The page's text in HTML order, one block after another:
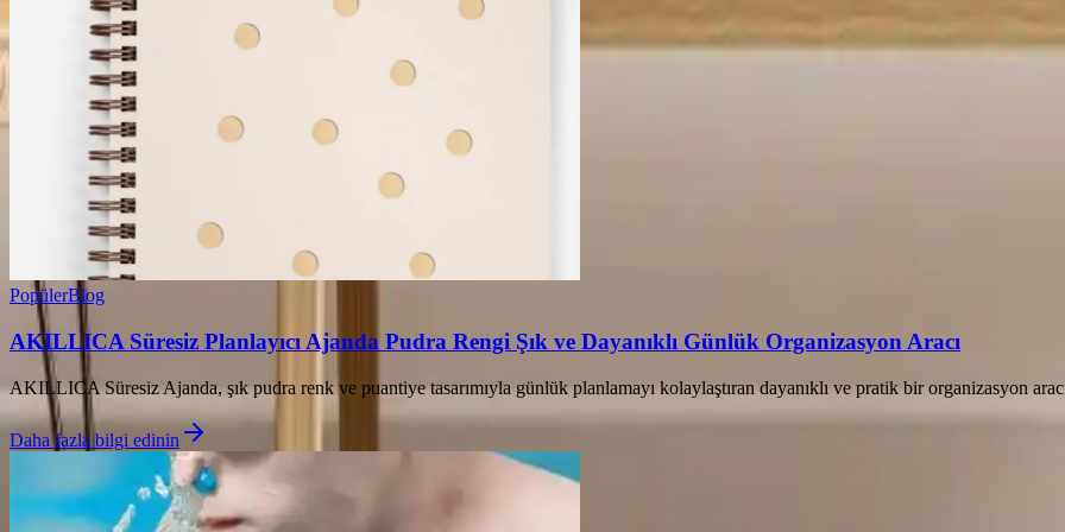
PopülerBlog
AKILLICA Süresiz Planlayıcı Ajanda Pudra Rengi Şık ve Dayanıklı Günlük Organizasyon Aracı
AKILLICA Süresiz Ajanda, şık pudra renk ve puantiye tasarımıyla günlük planlamayı kolaylaştıran dayanıklı ve pratik bir organizasyon
Daha fazla bilgi edinin